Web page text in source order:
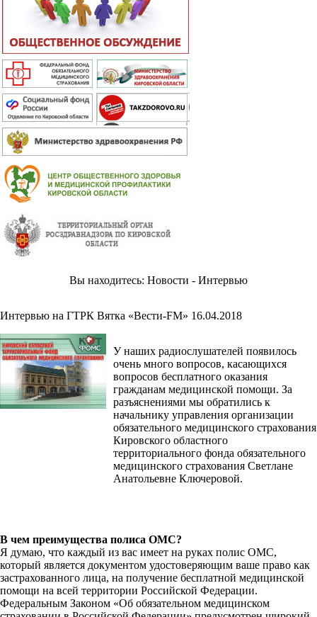
Вы находитесь: Новости - Интервью
Интервью на ГТРК Вятка «Вести-FM» 16.04.2018
У наших радиослушателей появилось
очень много вопросов, касающихся
вопросов бесплатного оказания
гражданам медицинской помощи. За
разъяснениями мы обратились к
начальнику управления организации
обязательного медицинского страхования
Кировского областного
территориального фонда обязательного
медицинского страхования Светлане
Анатольевне Ключеровой.
В чем преимущества полиса ОМС?
Я думаю, что каждый из вас имеет на руках полис ОМС,
который является документом удостоверяющим ваше право как
застрахованного лица, на получение бесплатной медицинской
помощи на всей территории Российской Федерации.
Федеральным Законом «Об обязательном медицинском